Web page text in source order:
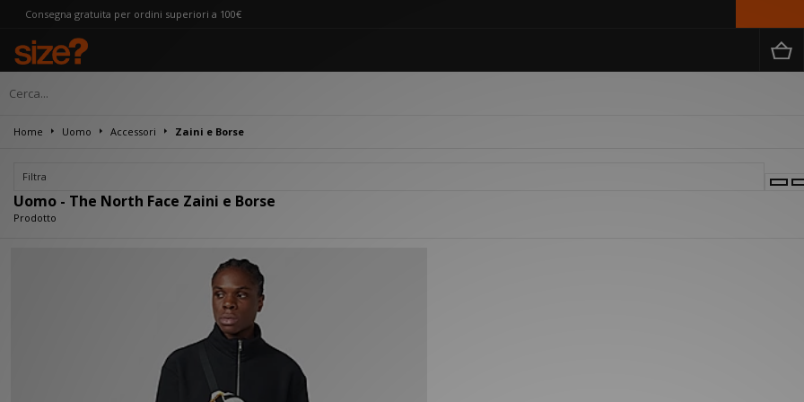
gratuita per ordini superiori a 100€
Home Uomo Accessori Zaini e Borse
Filtra
Uomo - The North Face Zaini e Borse
Prodotto